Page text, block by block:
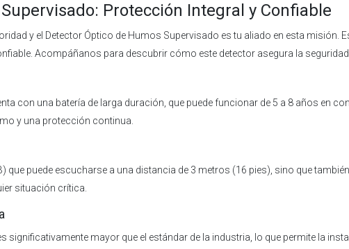
Protección Integral y Confiable
y el Detector Óptico de Humos Supervisado es tu aliado en esta misión.
Acompáñanos para descubrir cómo este detector asegura la seguridad
con una batería de larga duración, que puede funcionar de 5 a 8 años en
y una protección continua.
que puede escucharse a una distancia de 3 metros (16 pies), sino que
situación crítica.
significativamente mayor que el estándar de la industria, lo que permite la